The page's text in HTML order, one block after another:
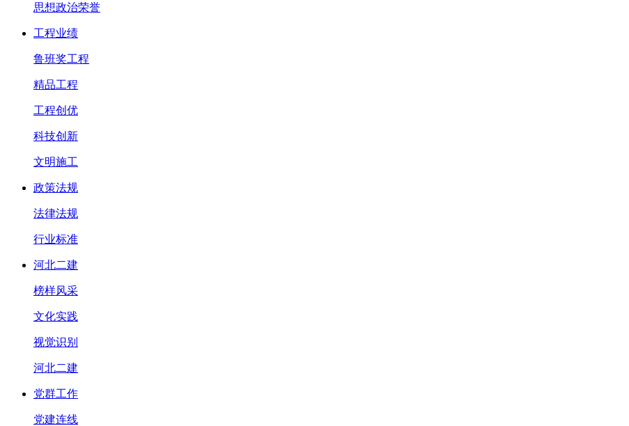
思想政治荣誉
工程业绩
鲁班奖工程
精品工程
工程创优
科技创新
文明施工
政策法规
法律法规
行业标准
河北二建
榜样风采
文化实践
视觉识别
河北二建
党群工作
党建连线